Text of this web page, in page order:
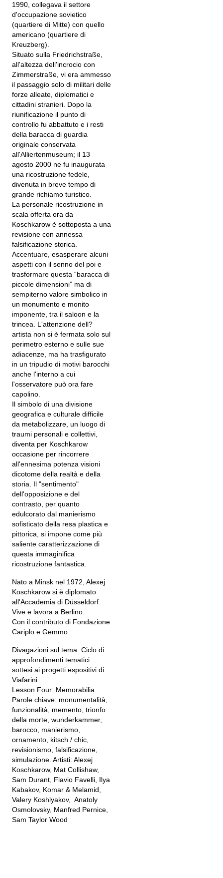
1990, collegava il settore
d'occupazione sovietico
(quartiere di Mitte) con quello
americano (quartiere di
Kreuzberg).
Situato sulla Friedrichstraße,
all'altezza dell'incrocio con
Zimmerstraße, vi era ammesso
il passaggio solo di militari delle
forze alleate, diplomatici e
cittadini stranieri. Dopo la
riunificazione il punto di
controllo fu abbattuto e i resti
della baracca di guardia
originale conservata
all'Alliertenmuseum; il 13
agosto 2000 ne fu inaugurata
una ricostruzione fedele,
divenuta in breve tempo di
grande richiamo turistico.
La personale ricostruzione in
scala offerta ora da
Koschkarow è sottoposta a una
revisione con annessa
falsificazione storica.
Accentuare, esasperare alcuni
aspetti con il senno del poi e
trasformare questa “baracca di
piccole dimensioni” ma di
sempiterno valore simbolico in
un monumento e monito
imponente, tra il saloon e la
trincea. L'attenzione dell?
artista non si è fermata solo sul
perimetro esterno e sulle sue
adiacenze, ma ha trasfigurato
in un tripudio di motivi barocchi
anche l'interno a cui
l'osservatore può ora fare
capolino.
Il simbolo di una divisione
geografica e culturale difficile
da metabolizzare, un luogo di
traumi personali e collettivi,
diventa per Koschkarow
occasione per rincorrere
all'ennesima potenza visioni
dicotome della realtà e della
storia. Il "sentimento"
dell'opposizione e del
contrasto, per quanto
edulcorato dal manierismo
sofisticato della resa plastica e
pittorica, si impone come più
saliente caratterizzazione di
questa immaginifica
ricostruzione fantastica.
Nato a Minsk nel 1972, Alexej
Koschkarow si è diplomato
all'Accademia di Düsseldorf.
Vive e lavora a Berlino.
Con il contributo di Fondazione
Cariplo e Gemmo.
Divagazioni sul tema. Ciclo di
approfondimenti tematici
sottesi ai progetti espositivi di
Viafarini
Lesson Four: Memorabilia
Parole chiave: monumentalità,
funzionalità, memento, trionfo
della morte, wunderkammer,
barocco, manierismo,
ornamento, kitsch / chic,
revisionismo, falsificazione,
simulazione. Artisti: Alexej
Koschkarow, Mat Collishaw,
Sam Durant, Flavio Favelli, Ilya
Kabakov, Komar & Melamid,
Valery Koshlyakov, Anatoly
Osmolovsky, Manfred Pernice,
Sam Taylor Wood